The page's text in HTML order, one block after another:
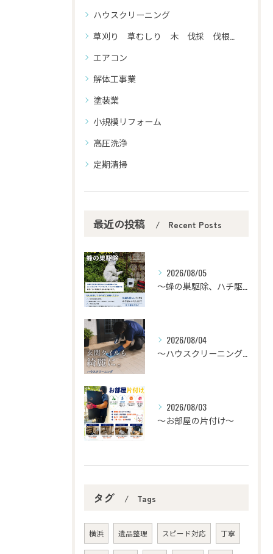
ハウスクリーニング
草刈り 草むしり 木 伐採 伐根 剪定
エアコン
解体工事業
塗装業
小規模リフォーム
高圧洗浄
定期清掃
最近の投稿 Recent Posts
2026/08/05
2026/08/04
2026/08/03
〜お部屋の片付け～
タグ Tags
横浜 遺品整理 スピード対応 丁寧